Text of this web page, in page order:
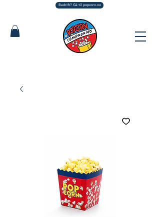
Bedrift? Gå til popcorn.no